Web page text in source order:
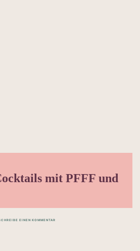
mit PFFF und
EINEN KOMMENTAR